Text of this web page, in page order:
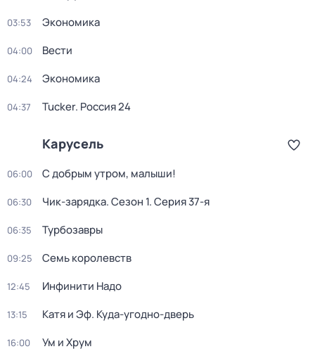
03:53 Экономика
04:00 Вести
04:24 Экономика
04:37 Tucker. Россия 24
Карусель
06:00 С добрым утром, малыши!
06:30 Чик-зарядка. Сезон 1. Серия 37-я
06:35 Турбозавры
09:25 Семь королевств
12:45 Инфинити Надо
13:15 Катя и Эф. Куда-угодно-дверь
16:00 Ум и Хрум